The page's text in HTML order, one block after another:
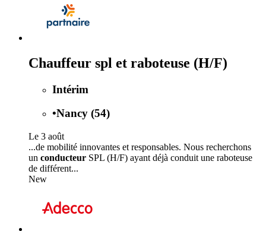
Chauffeur spl et raboteuse (H/F)
Intérim
•Nancy (54)
Le 3 août
...de mobilité innovantes et responsables. Nous recherchons
un conducteur SPL (H/F) ayant déjà conduit une raboteuse
de différent...
New